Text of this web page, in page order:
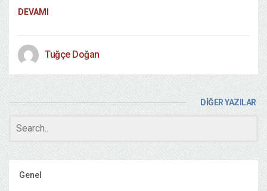
DEVAMI
Tuğçe Doğan
DİĞER YAZILAR
Genel